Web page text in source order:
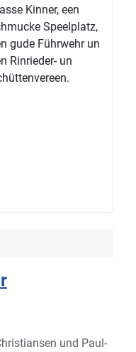
Kinner, een
Speelplatz,
gude Führwehr un
Rinrieder- un
und Paul-